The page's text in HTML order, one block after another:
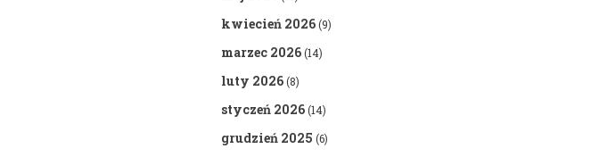
kwiecień 2026(9)
marzec 2026(14)
luty 2026(8)
styczeń 2026(14)
grudzień 2025 (6)